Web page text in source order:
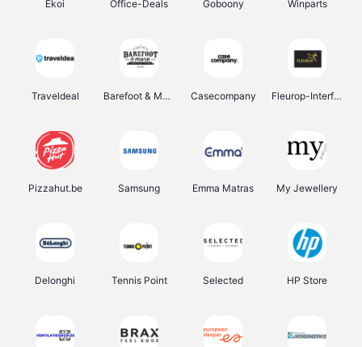
Ekoi Office-Deals Goboony Winparts
Traveldeal Barefoot & More Casecompany Fleurop-Interflora
Pizzahut.be Samsung Emma Matras My Jewellery
Delonghi Tennis Point Selected HP Store